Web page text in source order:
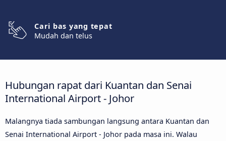
Cari bas yang tepat
Mudah dan telus
Hubungan rapat dari Kuantan dan Senai
International Airport - Johor
Malangnya tiada sambungan langsung antara Kuantan dan
Senai International Airport - Johor pada masa ini. Walau